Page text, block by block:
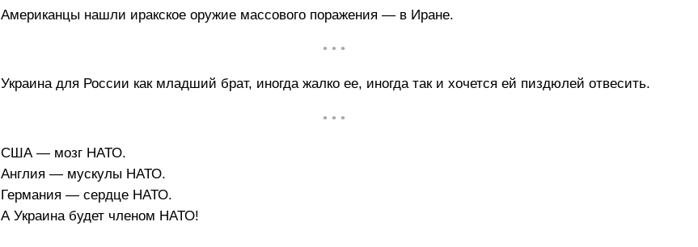
Американцы нашли иракское оружие массового поражения — в Иране.
• • •
Украина для России как младший брат, иногда жалко ее, иногда так и хочется ей пиздюлей отвесить.
• • •
США — мозг НАТО.
Англия — мускулы НАТО.
Германия — сердце НАТО.
А Украина будет членом НАТО!